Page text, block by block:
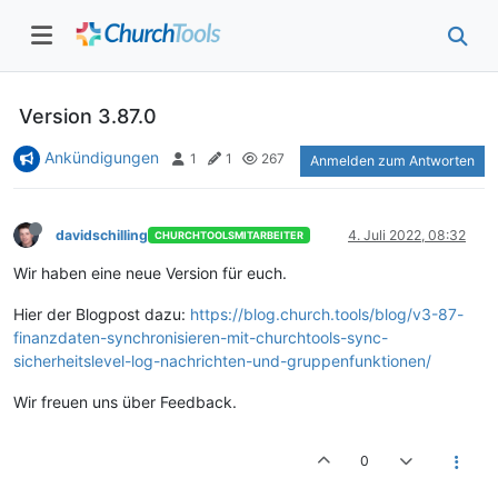
Version 3.87.0
Ankündigungen 1 1 267 Anmelden zum Antworten
davidschilling CHURCHTOOLSMITARBEITER 4. Juli 2022, 08:32
Wir haben eine neue Version für euch.
Hier der Blogpost dazu: https://blog.church.tools/blog/v3-87-
finanzdaten-synchronisieren-mit-churchtools-sync-
sicherheitslevel-log-nachrichten-und-gruppenfunktionen/
Wir freuen uns über Feedback.
0